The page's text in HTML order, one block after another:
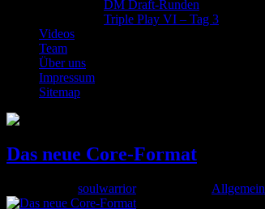
DM Draft-Runden
Triple Play VI – Tag 3
Videos
Team
Über uns
Impressum
Sitemap
Das neue Core-Format
soulwarrioram 2. Aug. in Allgemein